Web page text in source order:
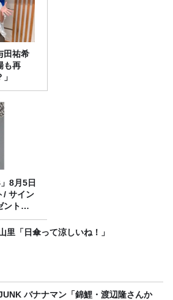
も再
8月5日
/ サイン
ント有
里「日傘って涼しいね！」
バナナマン「錦鯉・渡辺隆さんか